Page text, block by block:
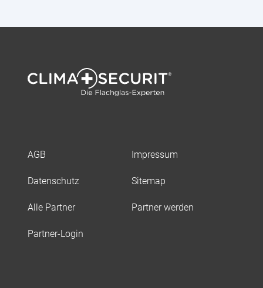
AGB Impressum
Datenschutz Sitemap
Alle Partner Partner werden
Partner-Login